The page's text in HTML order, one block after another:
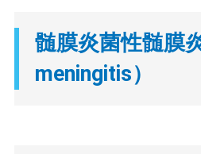
髄膜炎菌性髄膜
meningitis）